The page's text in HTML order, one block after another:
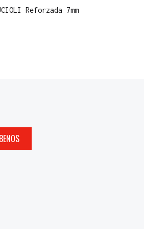
Reforzada 7mm